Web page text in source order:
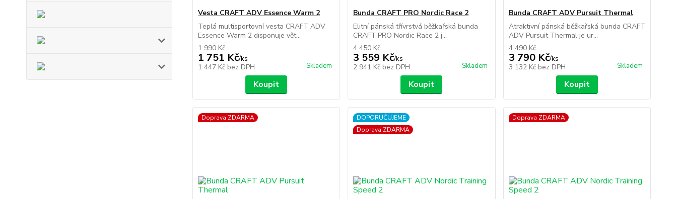
Vesta CRAFT ADV Essence Warm 2
Teplá multisportovní vesta CRAFT ADV
Essence Warm 2 disponuje vět...
1 990 Kč
1 751 Kč/ks
1 447 Kč bez DPH Skladem
Koupit
Bunda CRAFT PRO Nordic Race 2
Elitní pánská třívrstvá běžkařská bunda
CRAFT PRO Nordic Race 2 j...
4 450 Kč
3 559 Kč/ks
2 941 Kč bez DPH Skladem
Koupit
Bunda CRAFT ADV Pursuit Thermal
Atraktivní pánská běžkařská bunda CRAFT
ADV Pursuit Thermal je ur...
4 490 Kč
3 790 Kč/ks
3 132 Kč bez DPH Skladem
Koupit
Doprava ZDARMA
DOPORUČUJEME
Doprava ZDARMA
Doprava ZDARMA